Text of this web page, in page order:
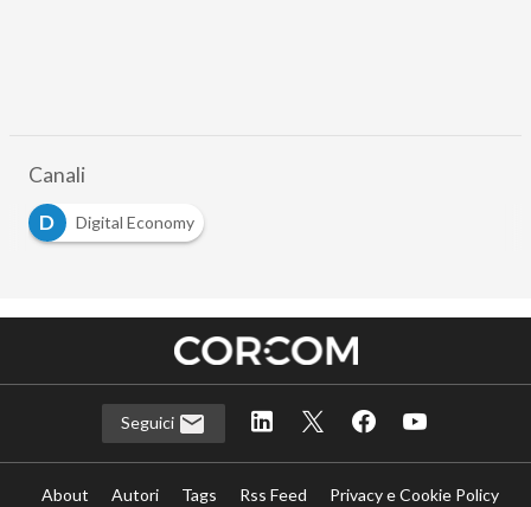
Canali
D
Digital Economy
Seguici
About Autori Tags Rss Feed
Privacy e Cookie Policy